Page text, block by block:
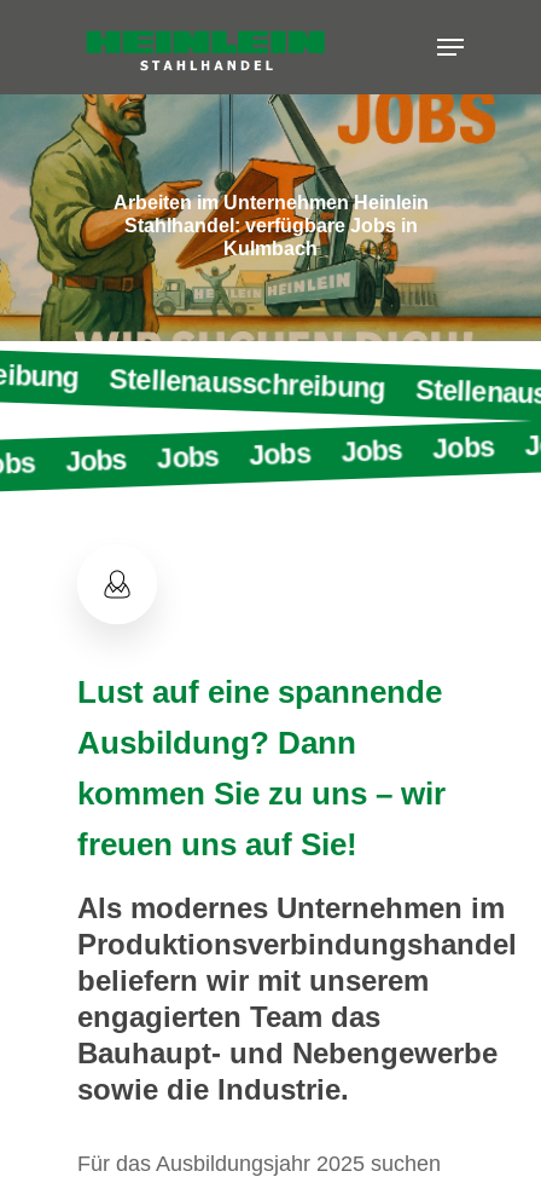
main
content
Menu
Arbeiten im Unternehmen Heinlein
Stahlhandel: verfügbare Jobs in
Kulmbach
Stellenausschreibung
Jobs Jobs Jobs Jobs Jobs
Lust auf eine spannende
Ausbildung? Dann
kommen Sie zu uns – wir
freuen uns auf Sie!
Als modernes Unternehmen im
Produktionsverbindungshandel
beliefern wir mit unserem
engagierten Team das
Bauhaupt- und Nebengewerbe
sowie die Industrie.
Für das Ausbildungsjahr 2025 suchen
Menu